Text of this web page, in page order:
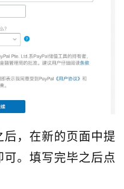
，在新的页面中提
。填写完毕之后点